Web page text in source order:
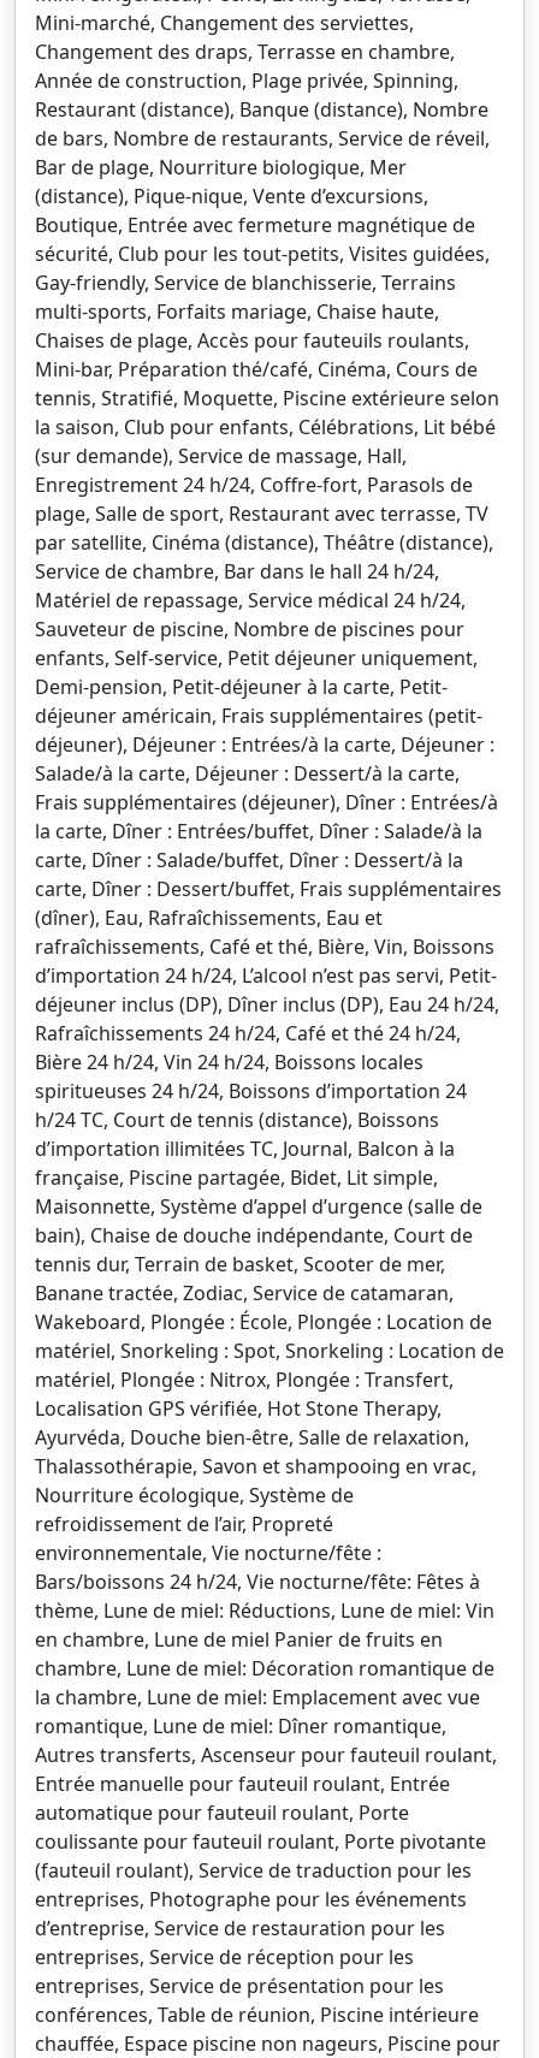
Mini-marché, Changement des serviettes,
Changement des draps, Terrasse en chambre,
Année de construction, Plage privée, Spinning,
Restaurant (distance), Banque (distance), Nombre
de bars, Nombre de restaurants, Service de réveil,
Bar de plage, Nourriture biologique, Mer
(distance), Pique-nique, Vente d’excursions,
Boutique, Entrée avec fermeture magnétique de
sécurité, Club pour les tout-petits, Visites guidées,
Gay-friendly, Service de blanchisserie, Terrains
multi-sports, Forfaits mariage, Chaise haute,
Chaises de plage, Accès pour fauteuils roulants,
Mini-bar, Préparation thé/café, Cinéma, Cours de
tennis, Stratifié, Moquette, Piscine extérieure selon
la saison, Club pour enfants, Célébrations, Lit bébé
(sur demande), Service de massage, Hall,
Enregistrement 24 h/24, Coffre-fort, Parasols de
plage, Salle de sport, Restaurant avec terrasse, TV
par satellite, Cinéma (distance), Théâtre (distance),
Service de chambre, Bar dans le hall 24 h/24,
Matériel de repassage, Service médical 24 h/24,
Sauveteur de piscine, Nombre de piscines pour
enfants, Self-service, Petit déjeuner uniquement,
Demi-pension, Petit-déjeuner à la carte, Petit-
déjeuner américain, Frais supplémentaires (petit-
déjeuner), Déjeuner : Entrées/à la carte, Déjeuner :
Salade/à la carte, Déjeuner : Dessert/à la carte,
Frais supplémentaires (déjeuner), Dîner : Entrées/à
la carte, Dîner : Entrées/buffet, Dîner : Salade/à la
carte, Dîner : Salade/buffet, Dîner : Dessert/à la
carte, Dîner : Dessert/buffet, Frais supplémentaires
(dîner), Eau, Rafraîchissements, Eau et
rafraîchissements, Café et thé, Bière, Vin, Boissons
d’importation 24 h/24, L’alcool n’est pas servi, Petit-
déjeuner inclus (DP), Dîner inclus (DP), Eau 24 h/24,
Rafraîchissements 24 h/24, Café et thé 24 h/24,
Bière 24 h/24, Vin 24 h/24, Boissons locales
spiritueuses 24 h/24, Boissons d’importation 24
h/24 TC, Court de tennis (distance), Boissons
d’importation illimitées TC, Journal, Balcon à la
française, Piscine partagée, Bidet, Lit simple,
Maisonnette, Système d’appel d’urgence (salle de
bain), Chaise de douche indépendante, Court de
tennis dur, Terrain de basket, Scooter de mer,
Banane tractée, Zodiac, Service de catamaran,
Wakeboard, Plongée : École, Plongée : Location de
matériel, Snorkeling : Spot, Snorkeling : Location de
matériel, Plongée : Nitrox, Plongée : Transfert,
Localisation GPS vérifiée, Hot Stone Therapy,
Ayurvéda, Douche bien-être, Salle de relaxation,
Thalassothérapie, Savon et shampooing en vrac,
Nourriture écologique, Système de
refroidissement de l’air, Propreté
environnementale, Vie nocturne/fête :
Bars/boissons 24 h/24, Vie nocturne/fête: Fêtes à
thème, Lune de miel: Réductions, Lune de miel: Vin
en chambre, Lune de miel Panier de fruits en
chambre, Lune de miel: Décoration romantique de
la chambre, Lune de miel: Emplacement avec vue
romantique, Lune de miel: Dîner romantique,
Autres transferts, Ascenseur pour fauteuil roulant,
Entrée manuelle pour fauteuil roulant, Entrée
automatique pour fauteuil roulant, Porte
coulissante pour fauteuil roulant, Porte pivotante
(fauteuil roulant), Service de traduction pour les
entreprises, Photographe pour les événements
d’entreprise, Service de restauration pour les
entreprises, Service de réception pour les
entreprises, Service de présentation pour les
conférences, Table de réunion, Piscine intérieure
chauffée, Espace piscine non nageurs, Piscine pour